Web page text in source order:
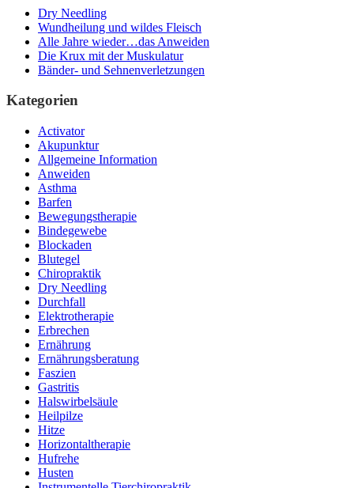
Dry Needling
Wundheilung und wildes Fleisch
Alle Jahre wieder…das Anweiden
Die Krux mit der Muskulatur
Bänder- und Sehnenverletzungen
Kategorien
Activator
Akupunktur
Allgemeine Information
Anweiden
Asthma
Barfen
Bewegungstherapie
Bindegewebe
Blockaden
Blutegel
Chiropraktik
Dry Needling
Durchfall
Elektrotherapie
Erbrechen
Ernährung
Ernährungsberatung
Faszien
Gastritis
Halswirbelsäule
Heilpilze
Hitze
Horizontaltherapie
Hufrehe
Husten